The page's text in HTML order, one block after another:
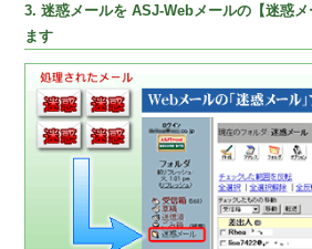
3. 迷惑メールを ASJ-Webメールの【迷惑
ます